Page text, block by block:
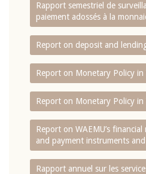
Rapport semestriel de
paiement adossés à la
Report on deposit and
Report on Monetary Policy in
Report on Monetary Policy in
Report on WAEMU’s
and payment instruments and
Rapport annuel sur les